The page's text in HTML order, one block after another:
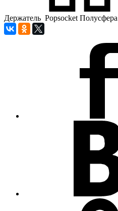
Держатель Popsocket Полусфера